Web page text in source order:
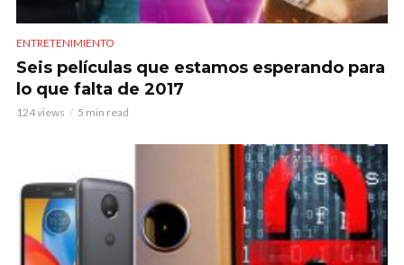
ENTRETENIMIENTO
Seis películas que estamos esperando para
lo que falta de 2017
124 views 5 min read